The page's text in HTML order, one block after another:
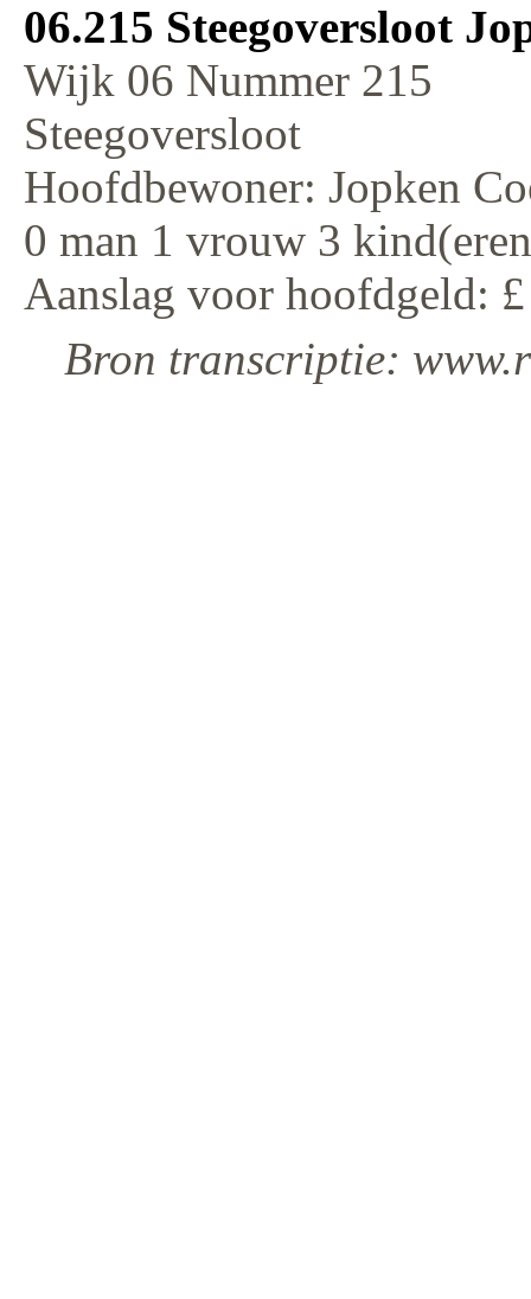
06.215 Steegoversloot
Wijk 06 Nummer 215
Steegoversloot
Hoofdbewoner: Jopken
0 man 1 vrouw 3
Aanslag voor hoofdgeld:
Bron transcriptie: